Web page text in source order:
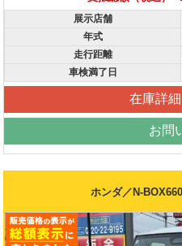
展示店舗
年式
走行距離
車検満了日
在庫詳
お問
ホンダ／N-